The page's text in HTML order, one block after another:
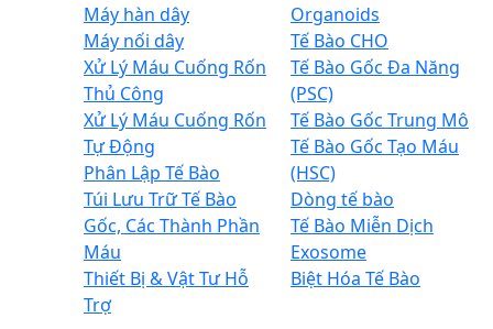
Máy hàn dây
Máy nối dây
Xử Lý Máu Cuống Rốn
Thủ Công
Xử Lý Máu Cuống Rốn
Tự Động
Phân Lập Tế Bào
Túi Lưu Trữ Tế Bào
Gốc, Các Thành Phần
Máu
Thiết Bị & Vật Tư Hỗ
Trợ
Organoids
Tế Bào CHO
Tế Bào Gốc Đa Năng
(PSC)
Tế Bào Gốc Trung Mô
Tế Bào Gốc Tạo Máu
(HSC)
Dòng tế bào
Tế Bào Miễn Dịch
Exosome
Biệt Hóa Tế Bào